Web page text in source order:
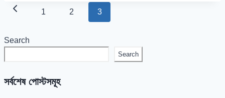
GP,
BL,
Page
Previous 1 2 3
Search
Search
সর্বশেষ পোস্টসমূহ